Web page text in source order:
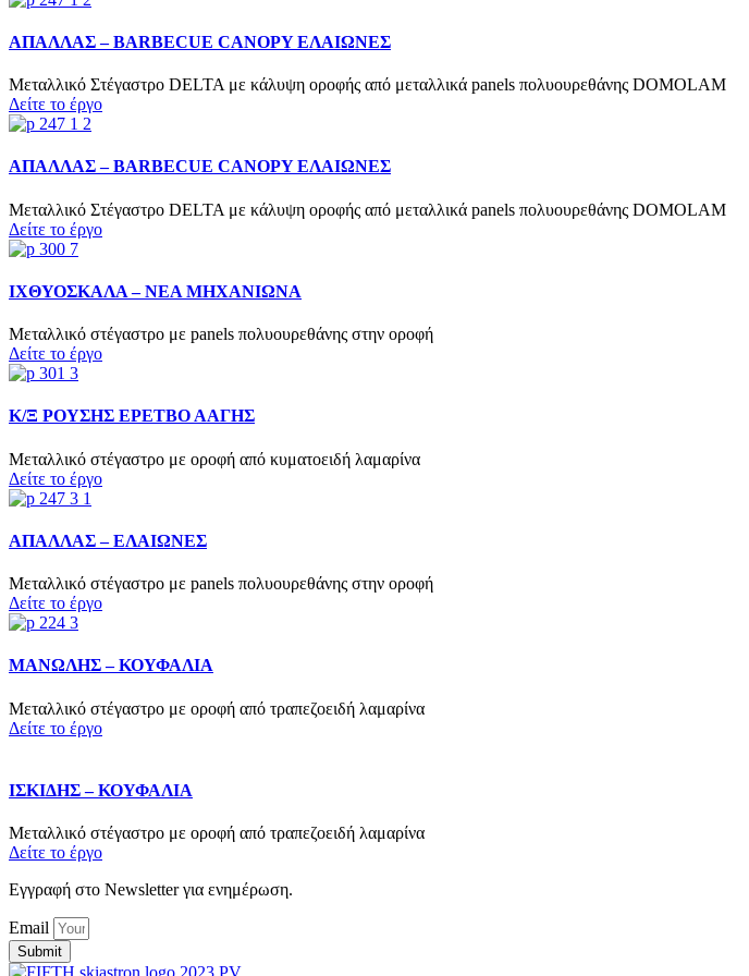
ΑΠΑΛΛΑΣ – BARBECUE CANOPY ΕΛΑΙΩΝΕΣ
Μεταλλικό Στέγαστρο DELTA με κάλυψη οροφής από μεταλλικά panels πολυουρεθάνης DOMOLAM
Δείτε το έργο
ΑΠΑΛΛΑΣ – BARBECUE CANOPY ΕΛΑΙΩΝΕΣ
Μεταλλικό Στέγαστρο DELTA με κάλυψη οροφής από μεταλλικά panels πολυουρεθάνης DOMOLAM
Δείτε το έργο
ΙΧΘΥΟΣΚΑΛΑ – ΝΕΑ ΜΗΧΑΝΙΩΝΑ
Μεταλλικό στέγαστρο με panels πολυουρεθάνης στην οροφή
Δείτε το έργο
Κ/Ξ ΡΟΥΣΗΣ ΕΡΕΤΒΟ ΑΑΓΗΣ
Μεταλλικό στέγαστρο με οροφή από κυματοειδή λαμαρίνα
Δείτε το έργο
ΑΠΑΛΛΑΣ – ΕΛΑΙΩΝΕΣ
Μεταλλικό στέγαστρο με panels πολυουρεθάνης στην οροφή
Δείτε το έργο
ΜΑΝΩΛΗΣ – ΚΟΥΦΑΛΙΑ
Μεταλλικό στέγαστρο με οροφή από τραπεζοειδή λαμαρίνα
Δείτε το έργο
ΙΣΚΙΔΗΣ – ΚΟΥΦΑΛΙΑ
Μεταλλικό στέγαστρο με οροφή από τραπεζοειδή λαμαρίνα
Δείτε το έργο
Εγγραφή στο Νewsletter για ενημέρωση.
Email
Submit